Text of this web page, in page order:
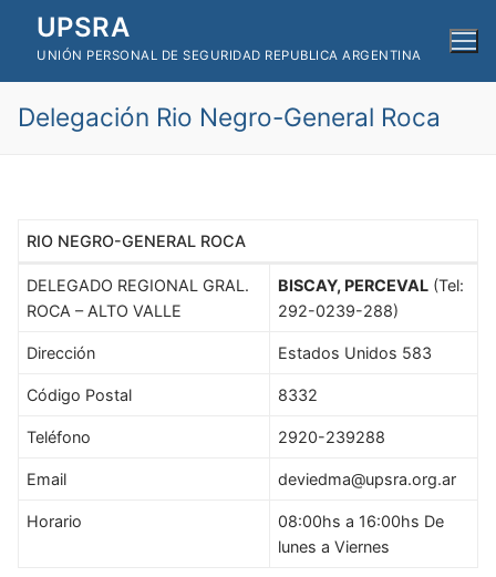
UPSRA
UNIÓN PERSONAL DE SEGURIDAD REPUBLICA ARGENTINA
Delegación Rio Negro-General Roca
RIO NEGRO-GENERAL ROCA
DELEGADO REGIONAL GRAL.
ROCA – ALTO VALLE
BISCAY, PERCEVAL (Tel:
292-0239-288)
Dirección Estados Unidos 583
Código Postal 8332
Teléfono 2920-239288
Email deviedma@upsra.org.ar
Horario
08:00hs a 16:00hs De
lunes a Viernes